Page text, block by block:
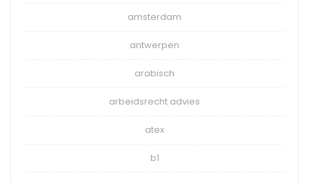
amsterdam
antwerpen
arabisch
arbeidsrecht advies
atex
b1